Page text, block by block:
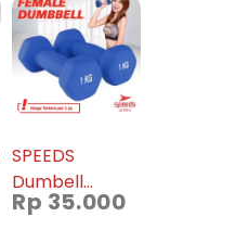
SPEEDS
Dumbell
Barbel Vinyl
Rp 35.000